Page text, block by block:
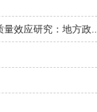
效应研究：地方政...